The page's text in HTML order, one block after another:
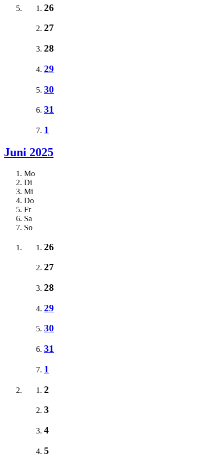
26
27
28
29
30
31
1
Juni 2025
Mo
Di
Mi
Do
Fr
Sa
So
26
27
28
29
30
31
1
2
3
4
5